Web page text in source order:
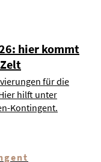
hier kommt
für die
hilft unter
Kontingent.